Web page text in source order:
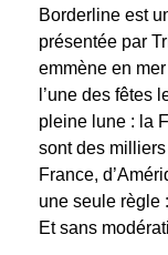
Borderline est
présentée par
emmène en
l’une des fêtes
pleine lune : la
sont des
France,
une seule règle
Et sans